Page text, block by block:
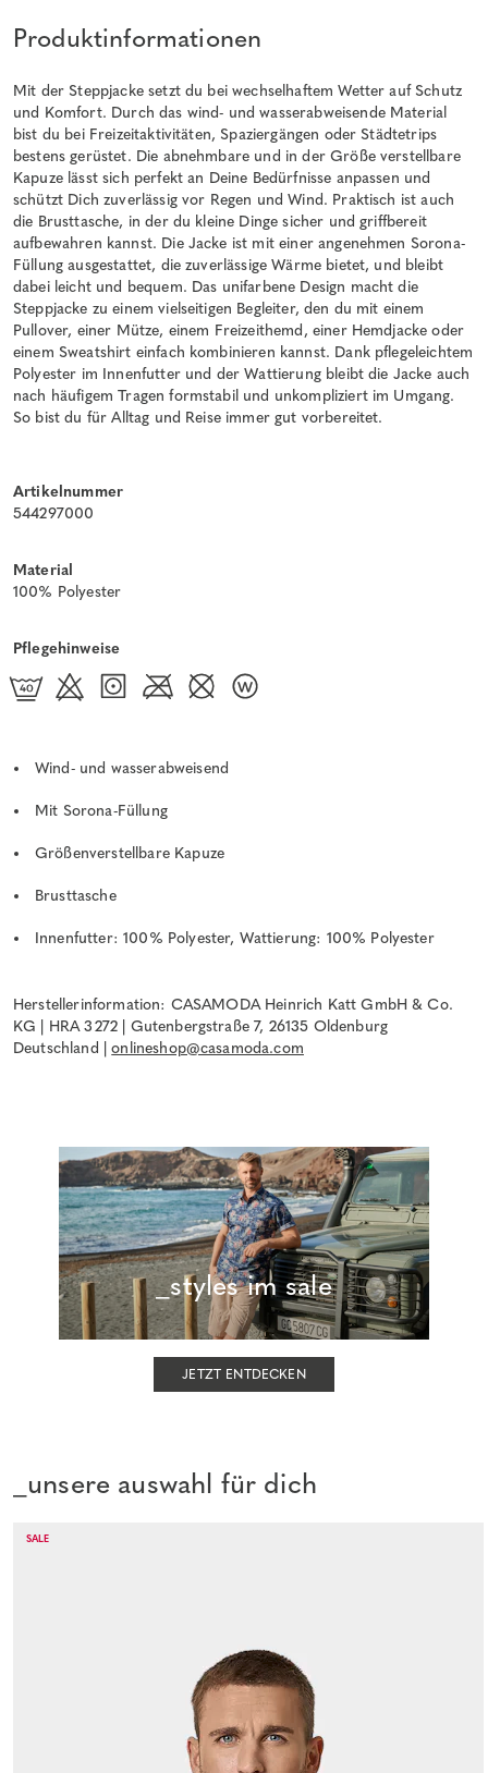
Produktinformationen
Mit der Steppjacke setzt du bei wechselhaftem Wetter auf Schutz
und Komfort. Durch das wind- und wasserabweisende Material
bist du bei Freizeitaktivitäten, Spaziergängen oder Städtetrips
bestens gerüstet. Die abnehmbare und in der Größe verstellbare
Kapuze lässt sich perfekt an Deine Bedürfnisse anpassen und
schützt Dich zuverlässig vor Regen und Wind. Praktisch ist auch
die Brusttasche, in der du kleine Dinge sicher und griffbereit
aufbewahren kannst. Die Jacke ist mit einer angenehmen Sorona-
Füllung ausgestattet, die zuverlässige Wärme bietet, und bleibt
dabei leicht und bequem. Das unifarbene Design macht die
Steppjacke zu einem vielseitigen Begleiter, den du mit einem
Pullover, einer Mütze, einem Freizeithemd, einer Hemdjacke oder
einem Sweatshirt einfach kombinieren kannst. Dank pflegeleichtem
Polyester im Innenfutter und der Wattierung bleibt die Jacke auch
nach häufigem Tragen formstabil und unkompliziert im Umgang.
So bist du für Alltag und Reise immer gut vorbereitet.
Artikelnummer
544297000
Material
100% Polyester
Pflegehinweise
Wind- und wasserabweisend
Mit Sorona-Füllung
Größenverstellbare Kapuze
Brusttasche
Innenfutter: 100% Polyester, Wattierung: 100% Polyester
Herstellerinformation: CASAMODA Heinrich Katt GmbH & Co.
KG | HRA 3272 | Gutenbergstraße 7, 26135 Oldenburg
Deutschland |onlineshop@casamoda.com
_styles im sale
JETZT ENTDECKEN
_unsere auswahl für dich
SALE